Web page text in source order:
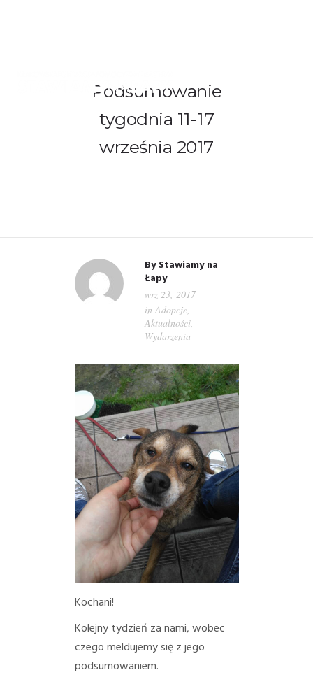
PRZYJACIELE
Podsumowanie
tygodnia 11-17
września 2017
ByStawiamy na
Łapy
wrz 23, 2017
in Adopcje,
Aktualności,
Wydarzenia
Kochani!
Kolejny tydzień za nami, wobec
czego meldujemy się z jego
podsumowaniem.